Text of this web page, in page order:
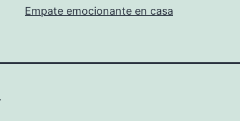
Empate emocionante en casa